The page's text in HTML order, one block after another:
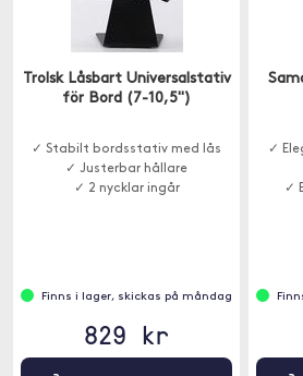
Trolsk Låsbart Universalstativ
för Bord (7-10,5")
✓ Stabilt bordsstativ med lås
✓ Justerbar hållare
✓ 2 nycklar ingår
Finns i lager, skickas på måndag
829 kr
✓
✓